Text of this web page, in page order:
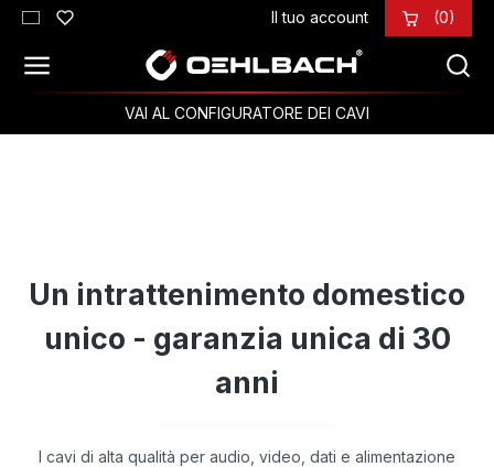
Passa al contenuto principale Il tuo account (0)
VAI AL CONFIGURATORE DEI CAVI
Un intrattenimento domestico
unico - garanzia unica di 30
anni
I cavi di alta qualità per audio, video, dati e alimentazione